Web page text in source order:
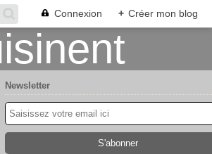
Connexion + Créer mon blog
Newsletter